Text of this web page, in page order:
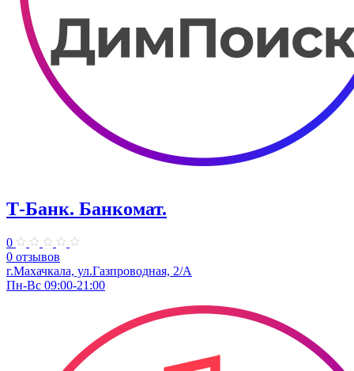
Т-Банк. ​Банкомат.
0
0 отзывов
г.Махачкала, ул.Газпроводная, 2/А
Пн-Вс 09:00-21:00